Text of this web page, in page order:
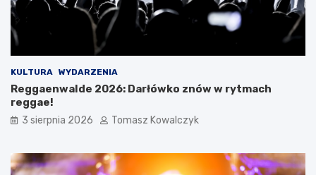
KULTURA WYDARZENIA
Reggaenwalde 2026: Darłówko znów w rytmach
reggae!
3 sierpnia 2026 Tomasz Kowalczyk